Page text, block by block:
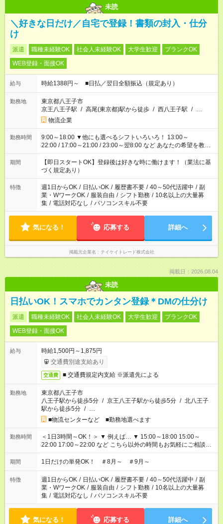
未読
＼好きな日だけ／自宅で登録！書類の封入・仕分
け
派遣 職種未経験OK 社会人未経験OK 大学生歓迎
ブランクOK
WEB登録・面接OK
給与 時給1388円～ ■日払／翌日全額振込（規定あり）
勤務地
東京都八王子市
京王八王子駅 / 高尾(東京都)駅から徒歩 / 西八王子駅 / …
物流企業
勤務時間
9:00～18:00 ▼他にも選べるシフトいろいろ！ 13:00～
22:00 / 17:00～21:00 / 23:00～翌8:00 など あなたの希望を教え
てください！
期間
【即日スタートOK】登録後は好きな時に働けます！（業法に基
づく規定あり）
特徴 週1日からOK / 日払いOK / 履歴書不要 / 40～50代活躍中 / 副
業・WワークOK / 服装自由 / シフト勤務 / 10名以上の大量募
集 / 電話対応なし / パソコンスキル不要
気になる！ 応募する 詳細へ
掲載元企業名 テイケイトレード株式会社
掲載日：2026.08.04
未読
日払いOK！スマホでカンタン登録＊DMの仕分け
派遣 職種未経験OK 社会人未経験OK 大学生歓迎
ブランクOK
WEB登録・面接OK
給与
時給1,500円～1,875円
交通費別途支給あり
交通費 ■ 交通費規定内支給 ※派遣先による
勤務地
東京都八王子市
八王子駅から徒歩5分 / 京王八王子駅から徒歩5分 / 北八王子
駅から徒歩5分 / …
■物流センターなど ■勤務地選べます
勤務時間
＜1日3時間～OK！＞ ▼ 例えば… ▼ 15:00～18:00 15:00～
22:00 17:00～22:00 など こちら以外の時間もお気軽にご相談く
ださい！
期間 1日だけの単発OK！ ＃8月～ ＃9月～
特徴 週1日からOK / 日払いOK / 履歴書不要 / 40～50代活躍中 / 副
業・WワークOK / 服装自由 / シフト勤務 / 10名以上の大量募
集 / 電話対応なし / パソコンスキル不要
気になる！ 応募する 詳細へ